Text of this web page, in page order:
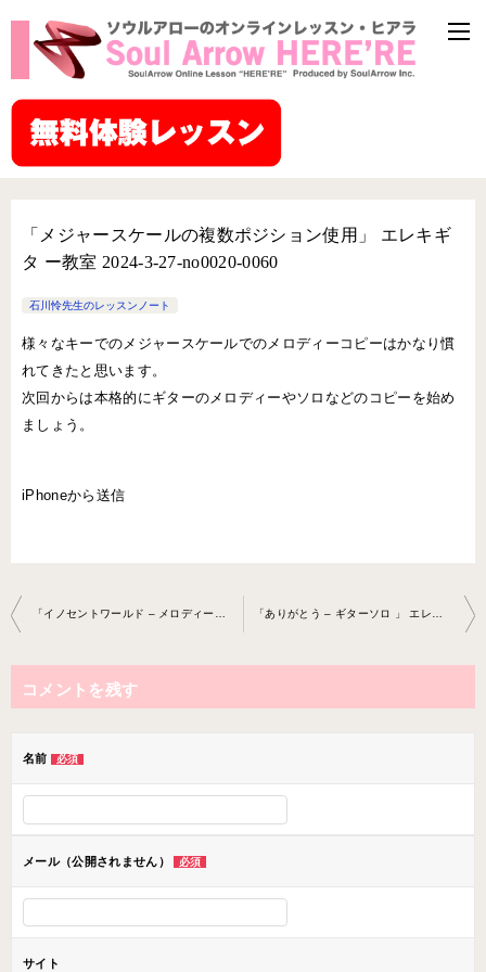
「メジャースケールの複数ポジション使用」 エレキギ
タ ー教室 2024-3-27-no0020-0060
石川怜先生のレッスンノート
様々なキーでのメジャースケールでのメロディーコピーはかなり慣
れてきたと思います。
次回からは本格的にギターのメロディーやソロなどのコピーを始め
ましょう。
iPhoneから送信
投
稿
ナ
ビ
ョ
ン
「イノセントワールド – メロディー耳コピー」 エレキギ ター教室 2024-3-13-no0020-0060 「ありがとう – ギターソロ 」 エレキギター教室 2024-4-10-no0020- 0060
コメントを残す
名前 必須
メール（公開されません） 必須
サイト